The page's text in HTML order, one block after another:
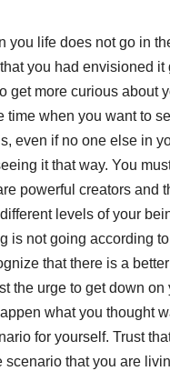
you life does not go in
you had envisioned it
get more curious about
time when you want to
even if no one else in
it that way. You
powerful creators and
levels of your
is not going according
that there is a
the urge to get down on
what you thought
for yourself. Trust
scenario that you are